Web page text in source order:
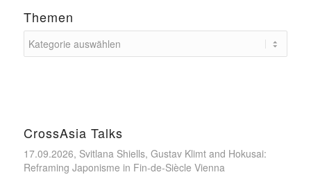
Themen
CrossAsia Talks
17.09.2026, Svitlana Shiells, Gustav Klimt and Hokusai:
Reframing Japonisme in Fin-de-Siècle Vienna